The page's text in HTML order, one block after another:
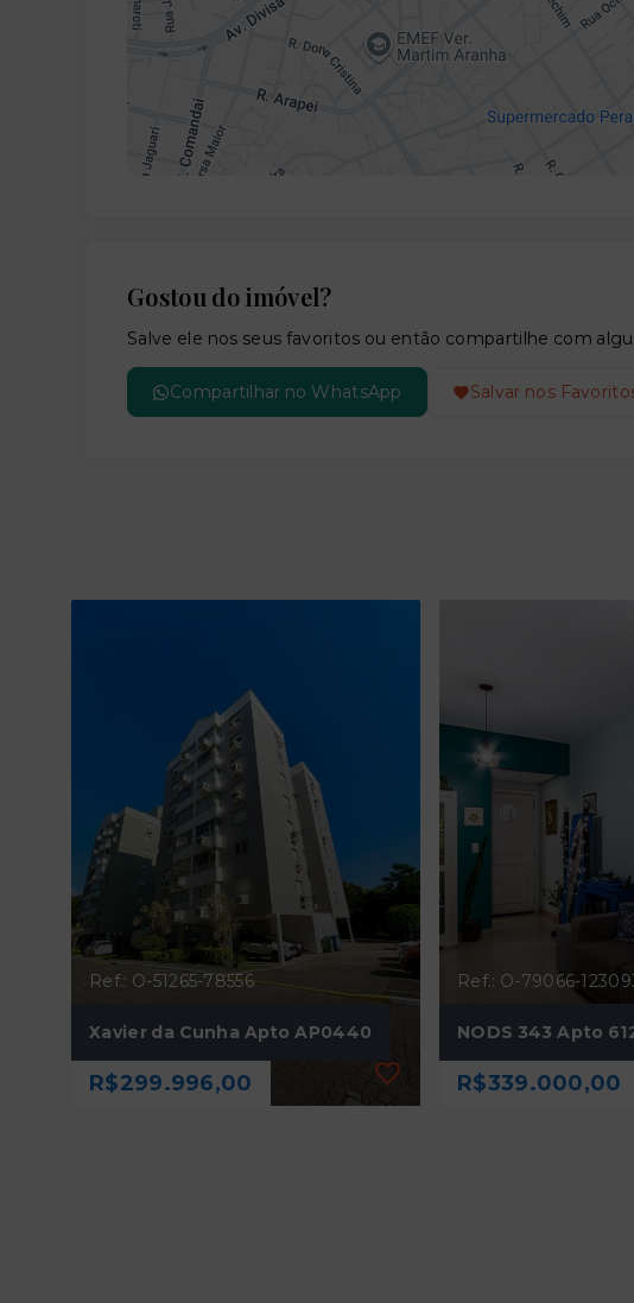
Gostou do imóvel?
Salve ele nos seus favoritos ou então compartilhe com
Compartilhar no WhatsApp Salvar nos
Ref.: O-51265-78556
Xavier da Cunha Apto AP0440
R$299.996,00
Ref.: O-79066-
NODS 343 Apto
R$339.000,00